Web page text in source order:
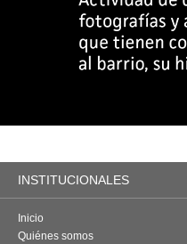
INSTITUCIONALES
Inicio
Quiénes somos